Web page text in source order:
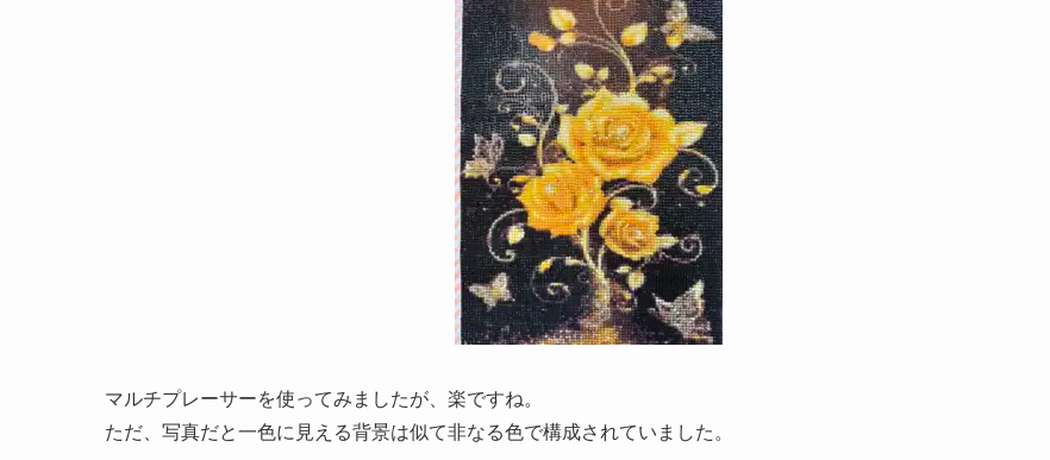
マルチプレーサーを使ってみましたが、楽ですね。
ただ、写真だと一色に見える背景は似て非なる色で構成されていました。